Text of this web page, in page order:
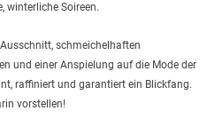
winterliche Soireen.
schmeichelhaften
und einer Anspielung auf die Mode der
raffiniert und garantiert ein Blickfang.
vorstellen!